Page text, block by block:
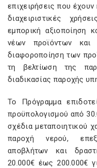
επιχειρήσεις που
διαχειριστικές
εμπορική αξιοποίηση
νέων προϊόντων και
διαφοροποίηση των
τη βελτίωση της
διαδικασίας παροχής
Το Πρόγραμμα
προϋπολογισμού από
σχέδια μεταποιητικού
παροχή νερού,
αποβλήτων και
20.000€ έως 200.000€